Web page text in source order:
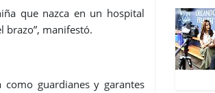
que nazca en un hospital
brazo”, manifestó.
guardianes y garantes